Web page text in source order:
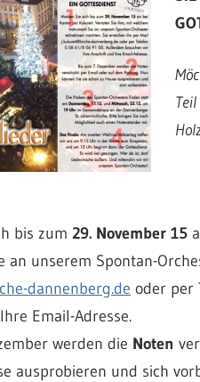
bis zum 29. November 15
an unserem Spontan-
dannenberg.de oder per
Email-Adresse.
werden die Noten
ausprobieren und sich